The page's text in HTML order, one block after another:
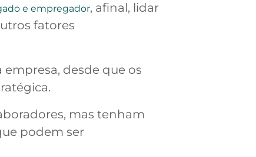
e empregador, afinal, lidar
fatores
desde que os
mas tenham
podem ser